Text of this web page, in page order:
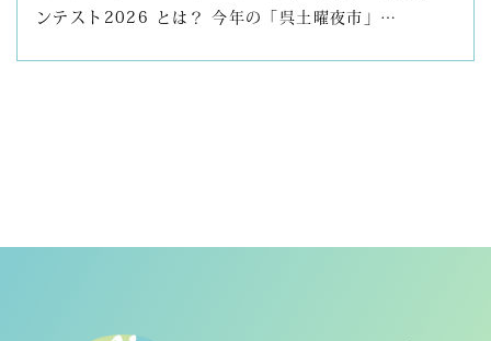
ンテスト2026 とは？ 今年の「呉土曜夜市」…